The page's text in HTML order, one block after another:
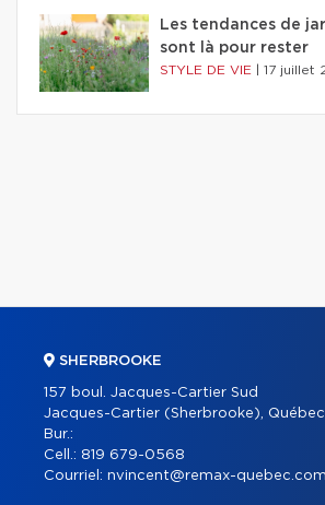
Les tendances de
sont là pour rester
STYLE DE VIE 17 juillet
SHERBROOKE
157 boul. Jacques-Cartier Sud
Jacques-Cartier (Sherbrooke),
Bur.:
Cell.: 819 679-0568
Courriel: nvincent@remax-quebec.com